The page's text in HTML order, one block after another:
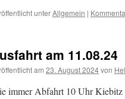
unterAllgemein |
am 11.08.24
am 23. August 2024von
immer Abfahrt 10 Uhr Kiebitz